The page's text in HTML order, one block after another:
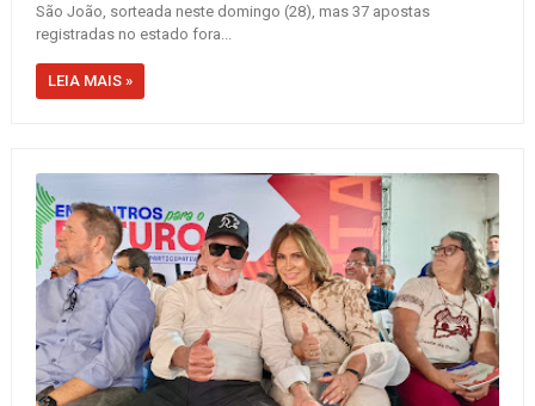
São João, sorteada neste domingo (28), mas 37 apostas
registradas no estado fora...
LEIA MAIS »